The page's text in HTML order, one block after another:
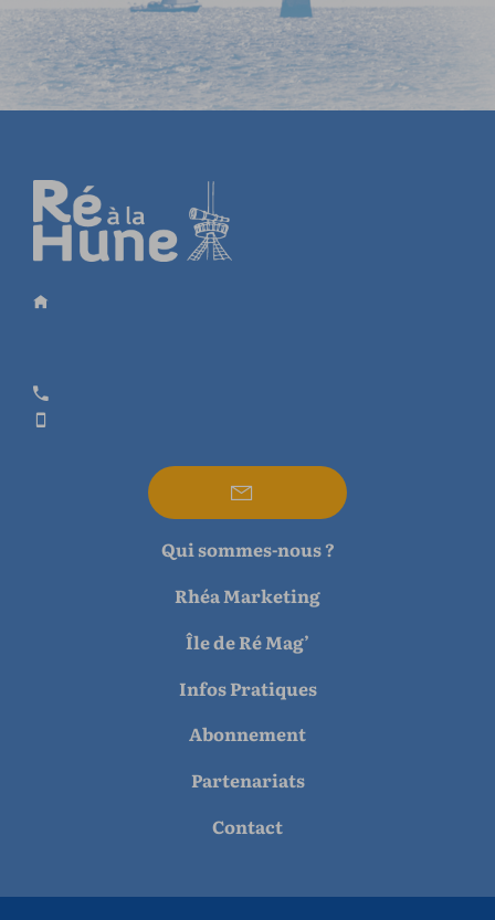
Qui sommes-nous ?
Rhéa Marketing
Île de Ré Mag’
Infos Pratiques
Abonnement
Partenariats
Contact